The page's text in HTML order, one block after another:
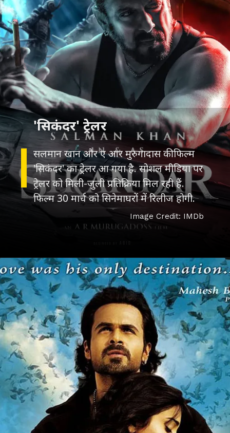
सलमान खान और ए आर मुरुगादास की फिल्म
'सिकंदर' का ट्रेलर आ गया है. सोशल मीडिया पर
ट्रेलर को मिली-जुली प्रतिक्रिया मिल रही हैं.
फिल्म 30 मार्च को सिनेमाघरों में रिलीज होगी.
Image Credit: IMDb